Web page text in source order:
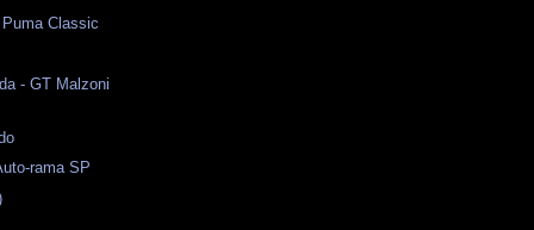
Puma Classic
- GT Malzoni
rama SP